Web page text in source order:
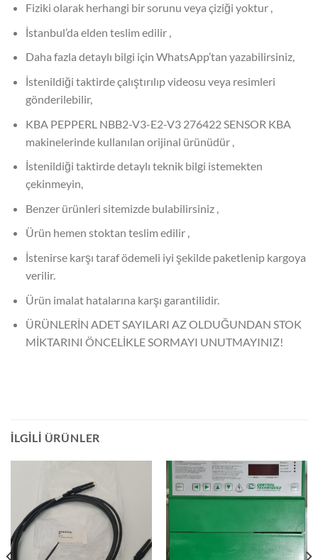
Fiziki olarak herhangi bir sorunu veya çiziği yoktur ,
İstanbul’da elden teslim edilir ,
Daha fazla detaylı bilgi için WhatsApp’tan yazabilirsiniz,
İstenildiği taktirde çalıştırılıp videosu veya resimleri
gönderilebilir,
KBA PEPPERL NBB2-V3-E2-V3 276422 SENSOR KBA
makinelerinde kullanılan orijinal ürünüdür ,
İstenildiği taktirde detaylı teknik bilgi istemekten
çekinmeyin,
Benzer ürünleri sitemizde bulabilirsiniz ,
Ürün hemen stoktan teslim edilir ,
İstenirse karşı taraf ödemeli iyi şekilde paketlenip kargoya
verilir.
Ürün imalat hatalarına karşı garantilidir.
ÜRÜNLERİN ADET SAYILARI AZ OLDUĞUNDAN STOK
MİKTARINI ÖNCELİKLE SORMAYI UNUTMAYINIZ!
İLGILI ÜRÜNLER